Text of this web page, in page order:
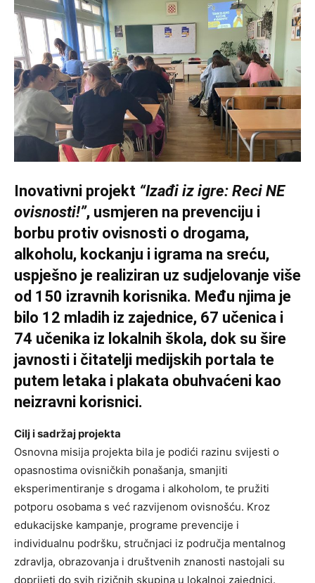
Inovativni projekt “Izađi iz igre: Reci NE
ovisnosti!”, usmjeren na prevenciju i
borbu protiv ovisnosti o drogama,
alkoholu, kockanju i igrama na sreću,
uspješno je realiziran uz sudjelovanje više
od 150 izravnih korisnika. Među njima je
bilo 12 mladih iz zajednice, 67 učenica i
74 učenika iz lokalnih škola, dok su šire
javnosti i čitatelji medijskih portala te
putem letaka i plakata obuhvaćeni kao
neizravni korisnici.
Cilj i sadržaj projekta
Osnovna misija projekta bila je podići razinu svijesti o
opasnostima ovisničkih ponašanja, smanjiti
eksperimentiranje s drogama i alkoholom, te pružiti
potporu osobama s već razvijenom ovisnošću. Kroz
edukacijske kampanje, programe prevencije i
individualnu podršku, stručnjaci iz područja mentalnog
zdravlja, obrazovanja i društvenih znanosti nastojali su
doprijeti do svih rizičnih skupina u lokalnoj zajednici.